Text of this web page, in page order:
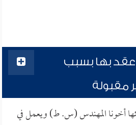
بها بسبب
مقبولة
أخونا المهندس (س. ط) ويعمل في